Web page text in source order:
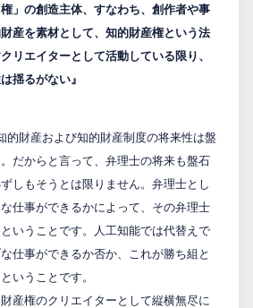
権」の創造主体、すなわち、創作者や事
産を素材として、知的財産権という法
リエイターとして活動している限り、
揺るがない』
的財産および知的財産制度の将来性は盤
だからと言って、弁理士の将来も盤石
しもそうとは限りません。弁理士とし
仕事ができるかによって、その弁理士
いうことです。人工知能では代替えで
仕事ができるか否か、これが勝ち組と
いうことです。
産権のクリエイターとして縦横無尽に